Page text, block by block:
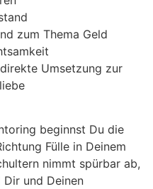
zum Thema Geld
Umsetzung zur
beginnst Du die
Fülle in Deinem
nimmt spürbar ab,
und Deinen